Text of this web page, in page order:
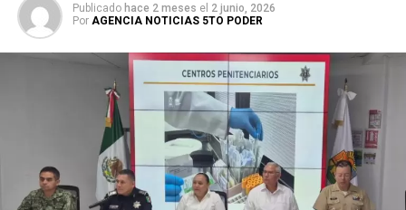
La coordinación tecnológica del C5 y el despliegue
operativo en campo permitieron la recuperación de105
relacionados con reportes de robo o probables
hechos delictivos. Además, se realizaron
24 mil 622
revisiones preventivasa personas y unidades
vehiculares, reforzando la vigilancia en zonas estratégicas
Publicado hace 2 meses el 2 junio, 2026
Por AGENCIA NOTICIAS 5TO PODER